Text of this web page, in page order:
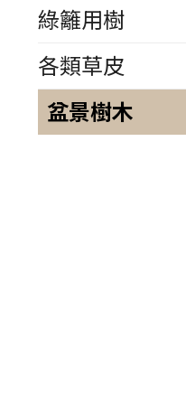
綠籬用樹
各類草皮
盆景樹木